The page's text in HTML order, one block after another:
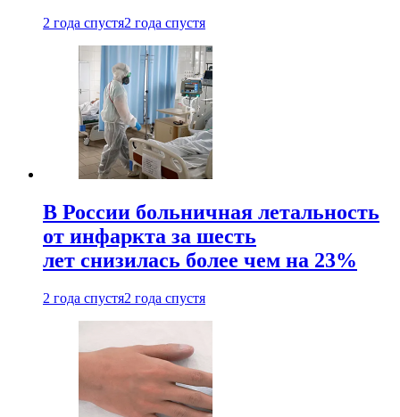
2 года спустя2 года спустя
В России больничная летальность
от инфаркта за шесть
лет снизилась более чем на 23%
2 года спустя2 года спустя